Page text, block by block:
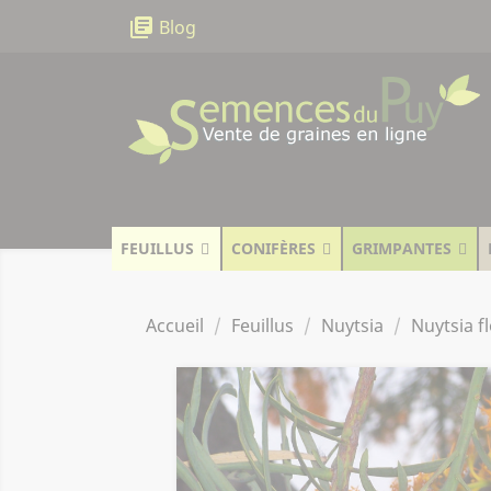
library_books Blog
FEUILLUS CONIFÈRES GRIMPANTES
Accueil Feuillus Nuytsia Nuytsia